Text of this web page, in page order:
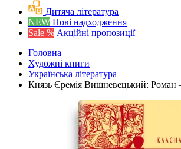
Дитяча література
NEW Нові надходження
Sale % Акційні пропозиції
Головна
Художні книги
Українська література
Князь Єремія Вишневецький: